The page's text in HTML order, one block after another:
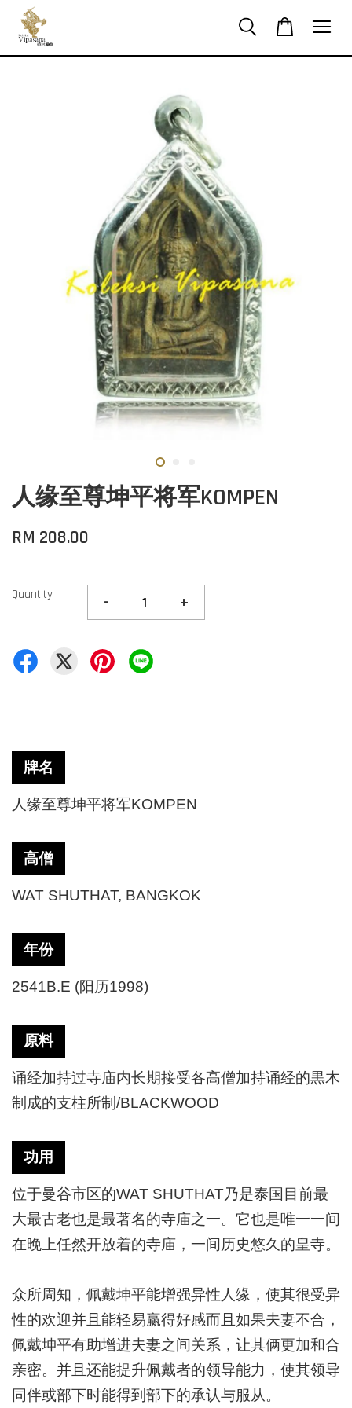
人缘至尊坤平将军KOMPEN
RM 208.00
Quantity - +
牌名
人缘至尊坤平将军KOMPEN
高僧
WAT SHUTHAT, BANGKOK
年份
2541B.E (阳历1998)
原料
诵经加持过寺庙内长期接受各高僧加持诵经的黒木
制成的支柱所制 /BLACKWOOD
功用
位于曼谷市区的WAT SHUTHAT乃是泰国目前最
大最古老也是最著名的寺庙之一。它也是唯一一间
在晚上任然开放着的寺庙，一间历史悠久的皇寺。
众所周知，佩戴坤平能增强异性人缘，使其很受异
性的欢迎并且能轻易赢得好感而且如果夫妻不合，
佩戴坤平有助增进夫妻之间关系，让其俩更加和合
亲密。并且还能提升佩戴者的领导能力，使其领导
同伴或部下时能得到部下的承认与服从。